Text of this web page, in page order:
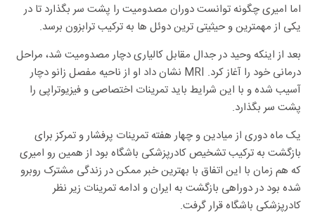
اما امیری چگونه توانست دوران مصدومیت را پشت سر بگذارد تا در
یکی از مهمترین و حیثیتی ترین دوئل ها به ترکیب ترابزون برسد.
بعد از اینکه وحید در جدال مقابل کالیاری دچار مصدومیت شد، مراحل
درمانی خود را آغاز کرد. MRI نشان داد او از ناحیه مفصل زانو دچار
آسیب شده و با این شرایط باید تمرینات اختصاصی و فیزیوتراپی را
پشت سر بگذارد.
یک ماه دوری از میادین و چهار هفته تمرینات پرفشار و تمرکز برای
بازگشت به ترکیب تشخیص کادرپزشکی باشگاه بود از همین رو امیری
که هم زمان با این اتفاق با بهترین خبر ممکن در زندگی مشترک روبرو
شده بود در دوراهی بازگشت به ایران و ادامه تمرینات زیر نظر
کادرپزشکی باشگاه قرار گرفت.